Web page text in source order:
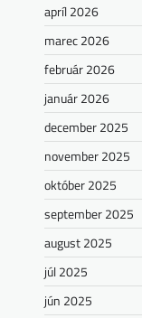
apríl 2026
marec 2026
február 2026
január 2026
december 2025
november 2025
október 2025
september 2025
august 2025
júl 2025
jún 2025